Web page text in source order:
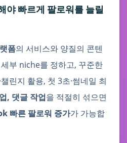
야 빠르게 팔로워를 늘릴
폼의 서비스와 양질의 콘텐
부 niche를 정하고, 꾸준한
린지 활용, 첫 3초·썸네일 최
, 댓글 작업을 적절히 섞으면
빠른 팔로워 증가가 가능합